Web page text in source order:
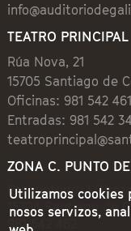
TEATRO PRINCIPAL
Rúa Nova, 21
15705 Santiago de
Oficinas: 981 542 461
Entradas: 981 542
ZONA C. PUNTO
Preguntoiro, 1
15704 Santiago de
981 542 462
Utilizamos cookies
nosos servizos,